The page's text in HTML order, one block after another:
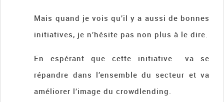
Mais quand je vois qu’il y a aussi de bonnes
initiatives, je n’hésite pas non plus à le dire.
En espérant que cette initiative va se
répandre dans l’ensemble du secteur et va
améliorer l’image du crowdlending.